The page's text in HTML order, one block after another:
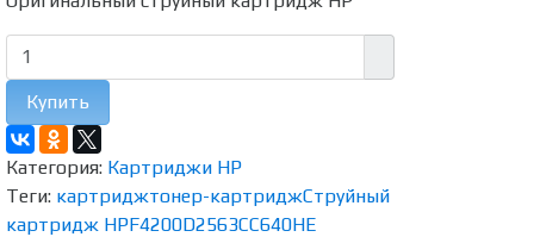
Купить
Категория: Картриджи HP
Теги: картриджтонер-картриджСтруйный
картридж HPF4200D2563CC640HE